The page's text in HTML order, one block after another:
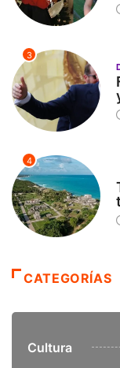
3
4
CATEGORÍAS
Cultura